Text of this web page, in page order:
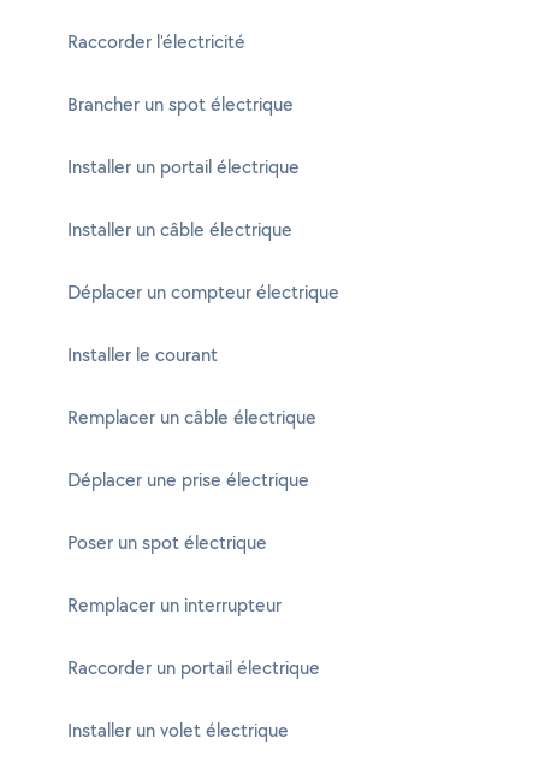
Raccorder l'électricité
Brancher un spot électrique
Installer un portail électrique
Installer un câble électrique
Déplacer un compteur électrique
Installer le courant
Remplacer un câble électrique
Déplacer une prise électrique
Poser un spot électrique
Remplacer un interrupteur
Raccorder un portail électrique
Installer un volet électrique